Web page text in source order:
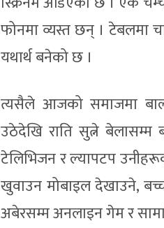
फोनमा व्यस्त छन् । टेबलमा
यथार्थ बनेको छ ।
त्यसैले आजको समाजमा
उठेदेखि राति सुत्ने बेलासम्म
टेलिभिजन र ल्यापटप
खुवाउन मोबाइल देखाउने,
अबेरसम्म अनलाइन गेम र